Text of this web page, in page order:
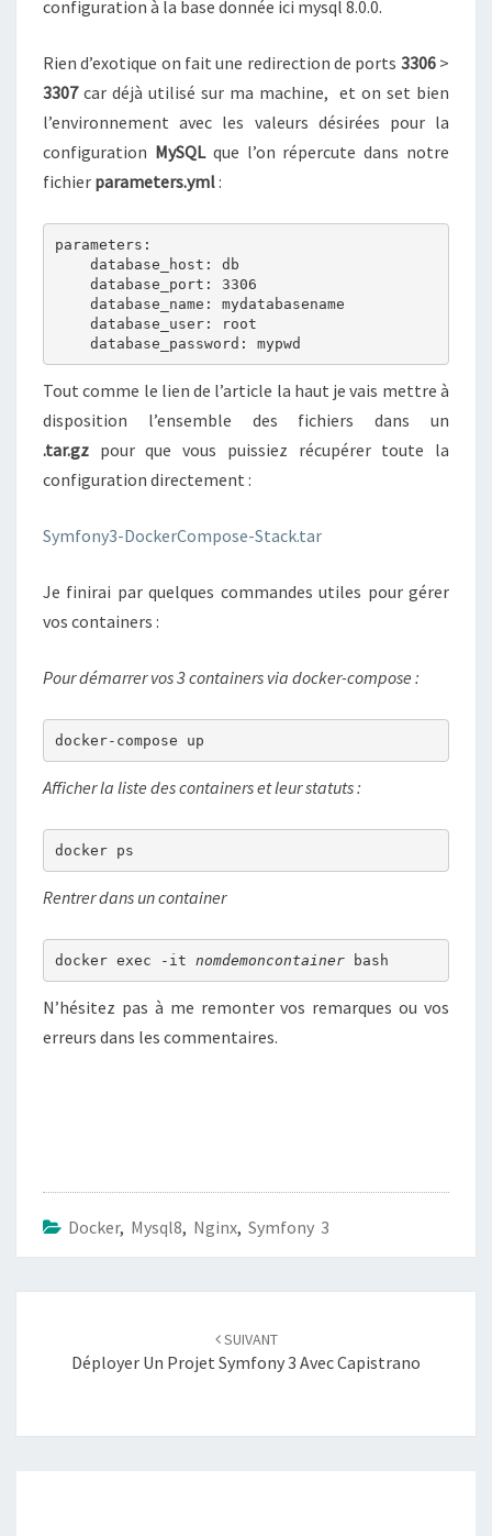
configuration à la base donnée ici mysql 8.0.0.
Rien d’exotique on fait une redirection de ports 3306>
3307car déjà utilisé sur ma machine, et on set bien
l’environnement avec les valeurs désirées pour la
configuration MySQLque l’on répercute dans notre
fichier parameters.yml:
parameters:
    database_host: db
    database_port: 3306
    database_name: mydatabasename
    database_user: root
    database_password: mypwd
Tout comme le lien de l’article la haut je vais mettre à
disposition l’ensemble des fichiers dans un
.tar.gz pour que vous puissiez récupérer toute la
configuration directement :
Symfony3-DockerCompose-Stack.tar
Je finirai par quelques commandes utiles pour gérer
vos containers :
Pour démarrer vos 3 containers via docker-compose :
docker-compose up
Afficher la liste des containers et leur statuts :
docker ps
Rentrer dans un container
docker exec -it nomdemoncontainer bash
N’hésitez pas à me remonter vos remarques ou vos
erreurs dans les commentaires.
Docker, Mysql8, Nginx, Symfony 3
d'article
SUIVANT
Déployer Un Projet Symfony 3 Avec Capistrano